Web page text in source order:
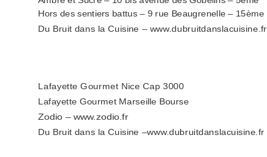
Hors des sentiers battus – 9 rue Beaugrenelle – 15ème
Du Bruit dans la Cuisine – www.dubruitdanslacuisine.fr
Lafayette Gourmet Nice Cap 3000
Lafayette Gourmet Marseille Bourse
Zodio –www.zodio.fr
Du Bruit dans la Cuisine –www.dubruitdanslacuisine.fr